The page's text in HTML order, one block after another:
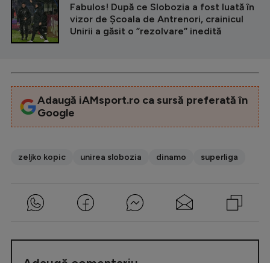
Fabulos! După ce Slobozia a fost luată în
vizor de Școala de Antrenori, crainicul
Unirii a găsit o ”rezolvare” inedită
Adaugă iAMsport.ro ca sursă preferată în
Google
zeljko kopic unirea slobozia dinamo superliga